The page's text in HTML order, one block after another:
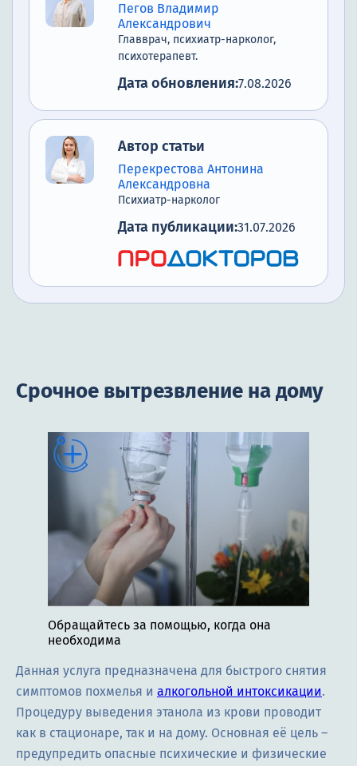
Пегов Владимир
Александрович
Главврач, психиатр-нарколог,
психотерапевт.
Дата обновления:7.08.2026
Автор статьи
Перекрестова Антонина
Александровна
Психиатр-нарколог
Дата публикации:31.07.2026
Срочное вытрезвление на дому
Обращайтесь за помощью, когда она
необходима
Данная услуга предназначена для быстрого снятия
симптомов похмелья и алкогольной интоксикации.
Процедуру выведения этанола из крови проводит
как в стационаре, так и на дому. Основная её цель –
предупредить опасные психические и физические